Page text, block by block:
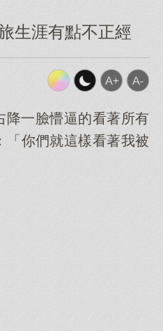
生涯有點不正經
降一臉懵逼的看著所有
「你們就這樣看著我被